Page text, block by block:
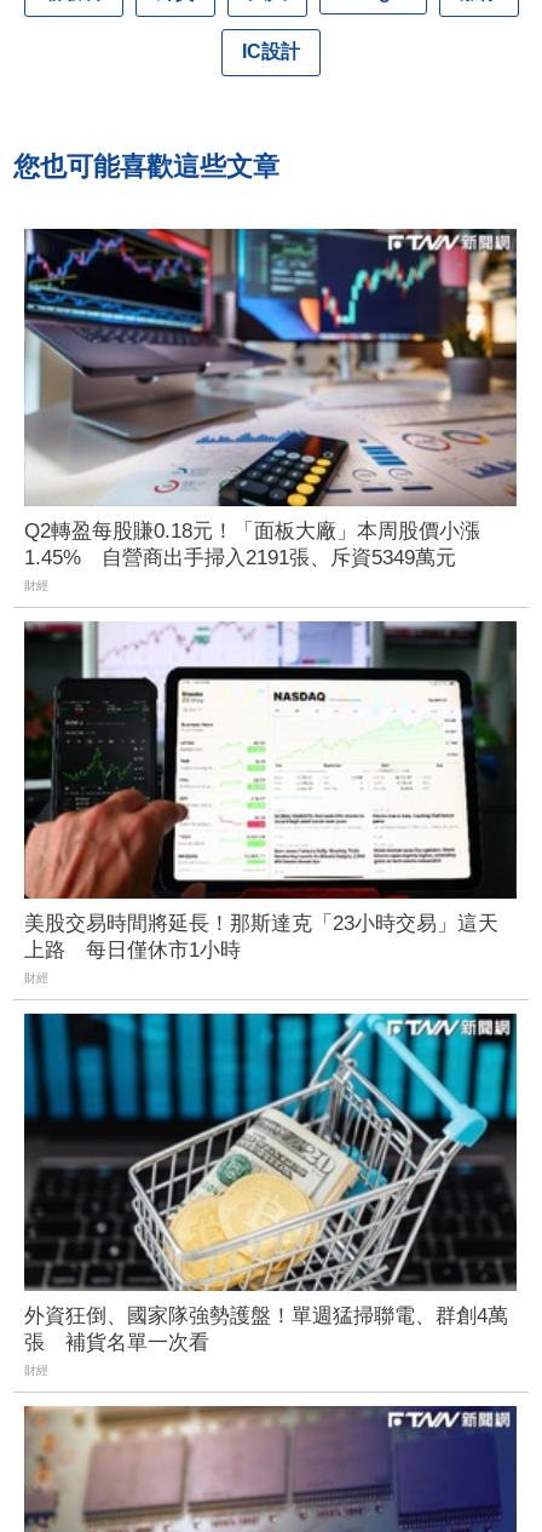
IC設計
您也可能喜歡這些文章
Q2轉盈每股賺0.18元！「面板大廠」本周股價小漲
1.45% 自營商出手掃入2191張、斥資5349萬元
財經
美股交易時間將延長！那斯達克「23小時交易」這天
上路 每日僅休市1小時
財經
外資狂倒、國家隊強勢護盤！單週猛掃聯電、群創4萬
張 補貨名單一次看
財經